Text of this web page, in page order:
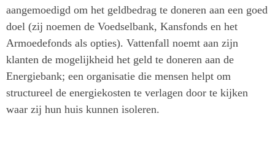
aangemoedigd om het geldbedrag te doneren aan een goed
doel (zij noemen de Voedselbank, Kansfonds en het
Armoedefonds als opties). Vattenfall noemt aan zijn
klanten de mogelijkheid het geld te doneren aan de
Energiebank; een organisatie die mensen helpt om
structureel de energiekosten te verlagen door te kijken
waar zij hun huis kunnen isoleren.